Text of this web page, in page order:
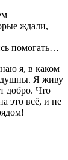
ждали,
помогать…
я, в каком
Я живу
добро. Что
это всё, и не